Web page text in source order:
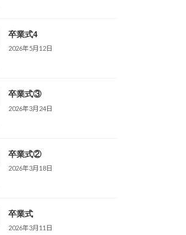
卒業式4
2026年5月12日
卒業式③
2026年3月24日
卒業式②
2026年3月18日
卒業式
2026年3月11日